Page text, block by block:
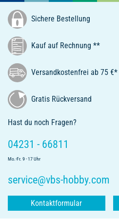
Sichere Bestellung
Kauf auf Rechnung **
Versandkostenfrei ab 75 €*
Gratis Rückversand
Hast du noch Fragen?
04231 - 66811
Mo.-Fr. 9 - 17 Uhr
service@vbs-hobby.com
Kontaktformular